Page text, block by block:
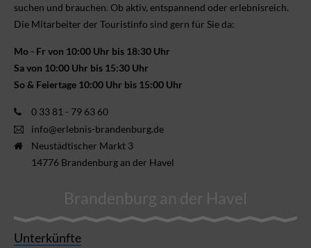
suchen und brauchen. Ob aktiv, ent­spannend oder erlebnis­reich.
Die Mitarbeiter der Touristinfo sind gern für Sie da:
Mo - Fr von 10:00 Uhr bis 18:30 Uhr
Sa von 10:00 Uhr bis 15:30 Uhr
So & Feiertage 10:00 Uhr bis 15:00 Uhr
0 33 81 - 79 63 60
info@erlebnis-brandenburg.de
Neustädtischer Markt 3
14776 Brandenburg an der Havel
Brandenburg an der Havel
Unterkünfte